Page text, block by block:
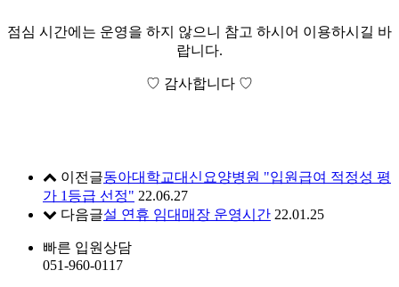
점심 시간에는 운영을 하지 않으니 참고 하시어 이용하시길 바
랍니다.
♡ 감사합니다 ♡
이전글동아대학교대신요양병원 "입원급여 적정성 평
가 1등급 선정" 22.06.27
다음글설 연휴 임대매장 운영시간 22.01.25
빠른 입원상담
051-960-0117